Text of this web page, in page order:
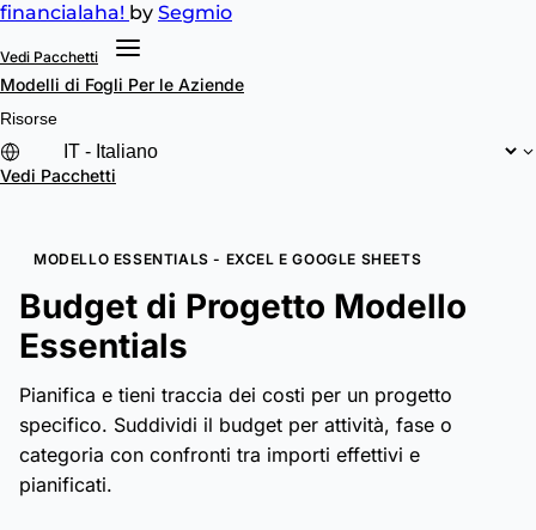
financialaha! by Segmio
Vedi Pacchetti
Modelli di Fogli Per le Aziende
Risorse
Vedi Pacchetti
MODELLO ESSENTIALS - EXCEL E GOOGLE SHEETS
Budget di Progetto Modello
Essentials
Pianifica e tieni traccia dei costi per un progetto
specifico. Suddividi il budget per attività, fase o
categoria con confronti tra importi effettivi e
pianificati.